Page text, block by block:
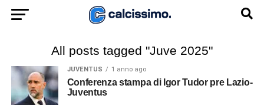
All posts tagged "Juve 2025"
JUVENTUS 1 anno ago
Conferenza stampa di Igor Tudor pre Lazio-
Juventus